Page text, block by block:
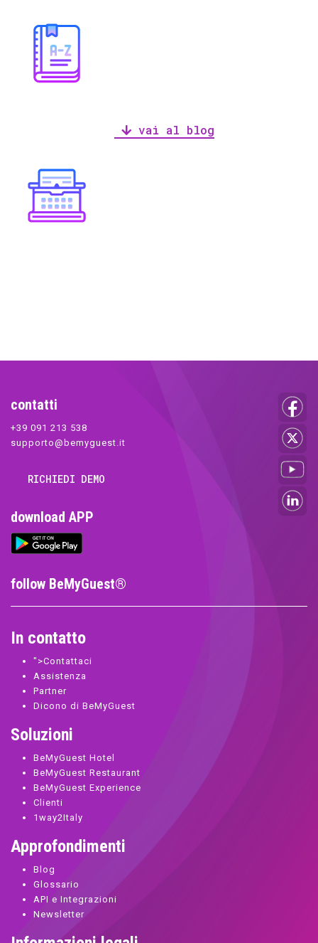
vai al blog
In contatto
">Contattaci
Assistenza
Partner
Dicono di BeMyGuest
Soluzioni
BeMyGuest Hotel
BeMyGuest Restaurant
BeMyGuest Experience
Clienti
1way2Italy
Approfondimenti
Blog
Glossario
API e Integrazioni
Newsletter
contatti
+39 091 213 538
supporto@bemyguest.it
RICHIEDI DEMO
download APP
follow BeMyGuest®